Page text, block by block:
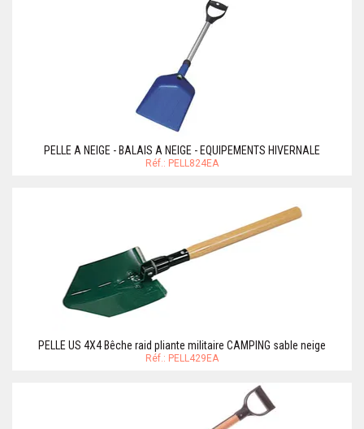
PELLE A NEIGE - BALAIS A NEIGE - EQUIPEMENTS HIVERNALE
Réf.: PELL824EA
PELLE US 4X4 Bêche raid pliante militaire CAMPING sable neige
Réf.: PELL429EA